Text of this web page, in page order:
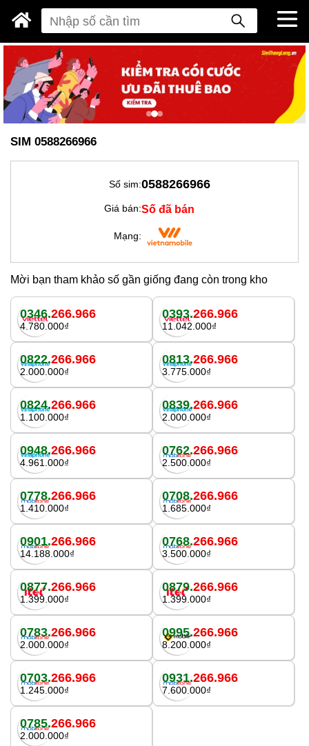
SIM 0588266966
Số sim:0588266966
Giá bán:Số đã bán
Mạng:
Mời bạn tham khảo số gần giống đang còn trong kho
0346.266.966
4.780.000₫
0393.266.966
11.042.000₫
0822.266.966
2.000.000₫
0813.266.966
3.775.000₫
0824.266.966
1.100.000₫
0839.266.966
2.000.000₫
0948.266.966
4.961.000₫
0762.266.966
2.500.000₫
0778.266.966
1.410.000₫
0708.266.966
1.685.000₫
0901.266.966
14.188.000₫
0768.266.966
3.500.000₫
0877.266.966
1.399.000₫
0879.266.966
1.399.000₫
0783.266.966
2.000.000₫
0995.266.966
8.200.000₫
0703.266.966
1.245.000₫
0931.266.966
7.600.000₫
0785.266.966
2.000.000₫